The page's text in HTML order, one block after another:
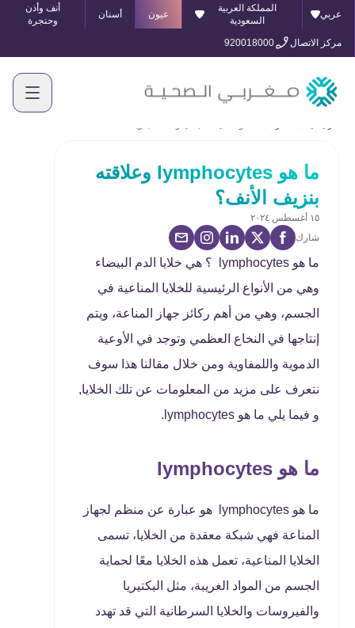
عربي
المملكة العربية
السعودية
عيون أسنان
أنف وأذن
وحنجرة
مركز الاتصال
920018000
ما هو lymphocytes وعلاقته
بنزيف الأنف؟
١٥ أغسطس ٢٠٢٤
شارك
ما هو lymphocytes ؟ هي خلايا الدم البيضاء
وهي من الأنواع الرئيسية للخلايا المناعية في
الجسم، وهي من أهم ركائز جهاز المناعة، ويتم
إنتاجها في النخاع العظمي وتوجد في الأوعية
الدموية واللمفاوية ومن خلال مقالنا هذا سوف
نتعرف على مزيد من المعلومات عن تلك الخلايا,
و فيما يلي ما هو lymphocytes.
ما هو lymphocytes
ما هو lymphocytes هو عبارة عن منظم لجهاز
المناعة فهي شبكة معقدة من الخلايا، تسمى
الخلايا المناعية، تعمل هذه الخلايا معًا لحماية
الجسم من المواد الغريبة، مثل البكتيريا
والفيروسات والخلايا السرطانية التي قد تهدد